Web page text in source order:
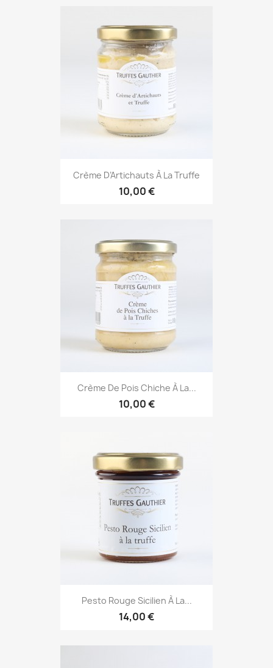
Crème D’Artichauts À La Truffe
10,00 €
Crème De Pois Chiche À La...
10,00 €
Pesto Rouge Sicilien À La...
14,00 €